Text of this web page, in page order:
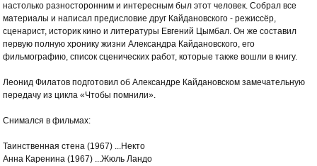
настолько разносторонним и интересным был этот человек. Собрал все
материалы и написал предисловие друг Кайдановского - режиссёр,
сценарист, историк кино и литературы Евгений Цымбал. Он же составил
первую полную хронику жизни Александра Кайдановского, его
фильмографию, список сценических работ, которые также вошли в книгу.
Леонид Филатов подготовил об Александре Кайдановском замечательную
передачу из цикла «Чтобы помнили».
Снимался в фильмах:
Таинственная стена (1967) ...Некто
Анна Каренина (1967) ...Жюль Ландо